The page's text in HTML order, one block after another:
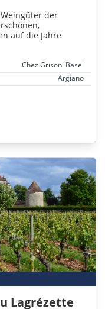
der
auf die Jahre
Chez Grisoni Basel
Argiano
Lagrézette